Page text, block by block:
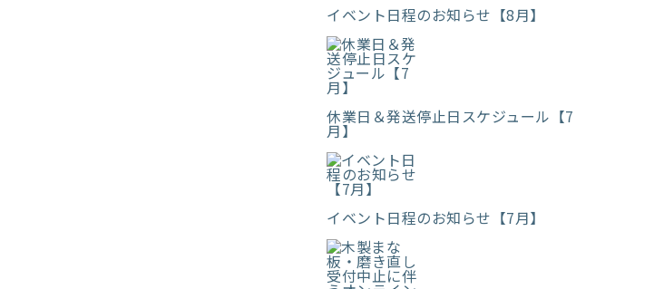
イベント日程のお知らせ【8月】
休業日＆発送停止日スケジュール【7
月】
イベント日程のお知らせ【7月】